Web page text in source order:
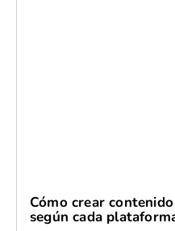
Cómo crear
según cada